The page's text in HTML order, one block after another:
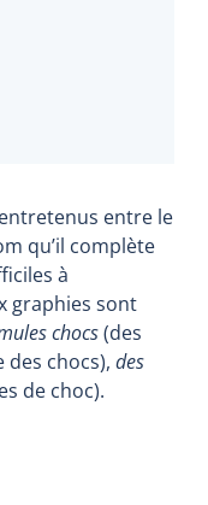
entre le
qu’il complète
à
graphies sont
chocs(des
chocs), des
de choc).